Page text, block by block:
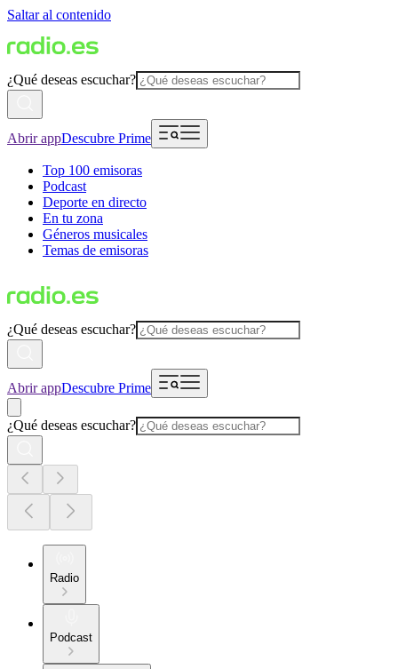
Saltar al contenido
¿Qué deseas escuchar?
Abrir appDescubre Prime
Top 100 emisoras
Podcast
Deporte en directo
En tu zona
Géneros musicales
Temas de emisoras
¿Qué deseas escuchar?
Abrir appDescubre Prime
¿Qué deseas escuchar?
Radio
Podcast